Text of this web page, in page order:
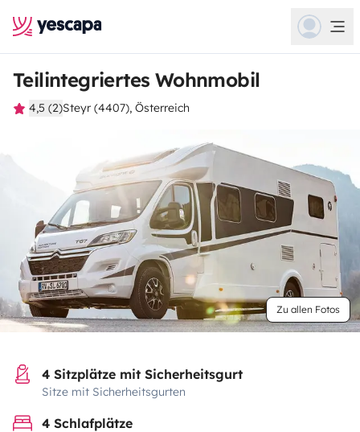
Teilintegriertes Wohnmobil
4,5 (2)Steyr (4407), Österreich
Zu allen Fotos
4 Sitzplätze mit Sicherheitsgurt
Sitze mit Sicherheitsgurten
4 Schlafplätze